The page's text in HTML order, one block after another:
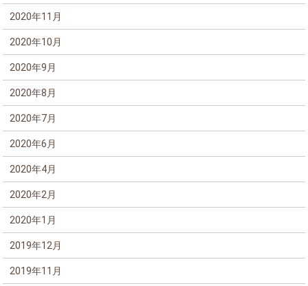
2020年11月
2020年10月
2020年9月
2020年8月
2020年7月
2020年6月
2020年4月
2020年2月
2020年1月
2019年12月
2019年11月